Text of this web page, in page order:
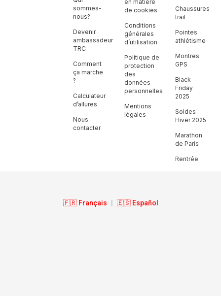
sommes-
nous?
Devenir
ambassadeur
TRC
Comment
ça marche
?
Calculateur
d’allures
Nous
contacter
en matière
de cookies
Conditions
générales
d’utilisation
Politique de
protection
des
données
personnelles
Mentions
légales
Chaussures
trail
Pointes
athlétisme
Montres
GPS
Black
Friday
2025
Soldes
Hiver 2025
Marathon
de Paris
Rentrée
🇫🇷 Français 🇪🇸 Español